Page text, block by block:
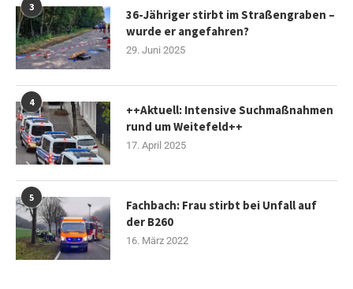
3
36-Jähriger stirbt im Straßengraben –
wurde er angefahren?
29. Juni 2025
4
++Aktuell: Intensive Suchmaßnahmen
rund um Weitefeld++
17. April 2025
5
Fachbach: Frau stirbt bei Unfall auf
der B260
16. März 2022